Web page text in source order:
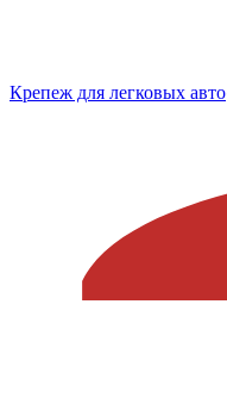
Крепеж для легковых авто